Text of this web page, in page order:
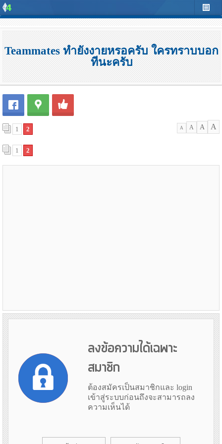
Teammates ทำยังงายหรอครับ ใครทราบบอก
ทีนะครับ
1 2 A A A A
1 2
ลงข้อความได้เฉพาะ
สมาชิก
ต้องสมัครเป็นสมาชิกและ login
เข้าสู่ระบบก่อนถึงจะสามารถลง
ความเห็นได้